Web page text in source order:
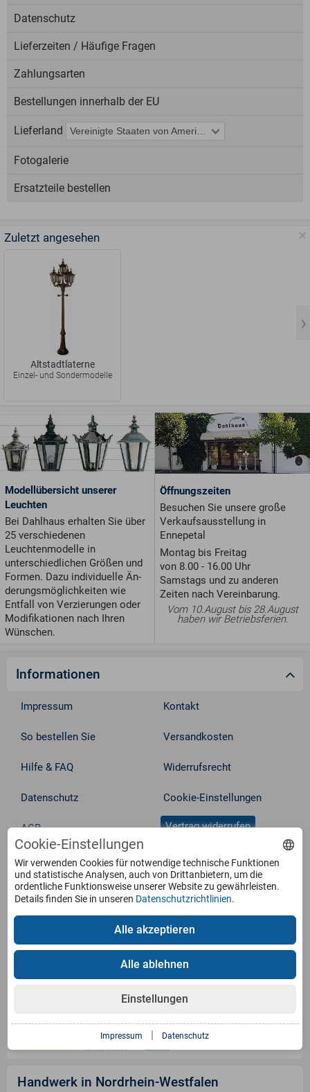
Datenschutz
Lieferzeiten / Häufige Fragen
Zahlungsarten
Bestellungen innerhalb der EU
Lieferland
Fotogalerie
Ersatzteile bestellen
Zuletzt angesehen
Altstadtlaterne
Einzel- und Sondermodelle
Modellübersicht unserer
Leuchten
Bei Dahlhaus erhalten Sie über
25 verschiedenen
Leuchtenmodelle in
unterschiedlichen Größen und
For­men. Dazu individuelle Än­
de­rungs­möglichkeiten wie
Entfall von Ver­zie­run­gen oder
Modifikationen nach Ihren
Wünschen.
Öffnungszeiten
Besuchen Sie unsere große
Verkaufsausstellung in
Ennepetal
Montag bis Freitag
von 8.00 - 16.00 Uhr
Samstags und zu anderen
Zeiten nach Vereinbarung.
Vom 10.August bis 28.August
haben wir Betriebsferien.
Informationen
Impressum Kontakt
So bestellen Sie Versandkosten
Hilfe & FAQ Widerrufsrecht
Datenschutz Cookie-Einstellungen
AGB Vertrag widerrufen
Service
Zahlungsarten
Handwerk in Nordrhein-Westfalen
Cookie-Einstellungen
Wir verwenden Cookies für notwendige technische Funktionen
und statistische Analysen, auch von Drittanbietern, um die
ordentliche Funktionsweise unserer Website zu gewährleisten.
Details finden Sie in unseren Datenschutzrichtlinien.
Einstellungen
Alle ablehnen
Alle akzeptieren
Impressum | Datenschutz